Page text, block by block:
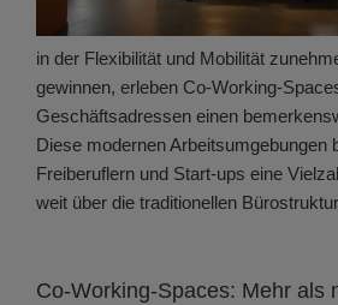
in der Flexibilität und Mobilität
gewinnen, erleben Co-Working-
Geschäftsadressen einen
Diese modernen Arbeitsumgebungen
Freiberuflern und Start-ups eine
weit über die traditionellen
Co-Working-Spaces: Mehr als